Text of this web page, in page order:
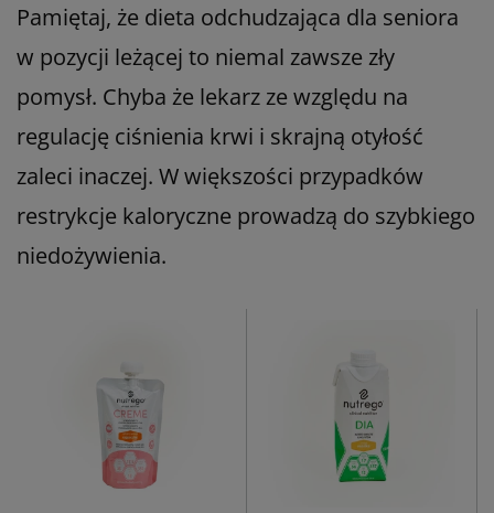
Pamiętaj, że dieta odchudzająca dla seniora
w pozycji leżącej to niemal zawsze zły
pomysł. Chyba że lekarz ze względu na
regulację ciśnienia krwi i skrajną otyłość
zaleci inaczej. W większości przypadków
restrykcje kaloryczne prowadzą do szybkiego
niedożywienia.